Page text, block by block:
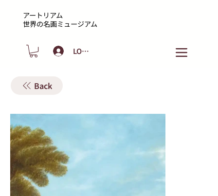
アートリアム
​世界の名画ミュージアム
LOGIN
Back